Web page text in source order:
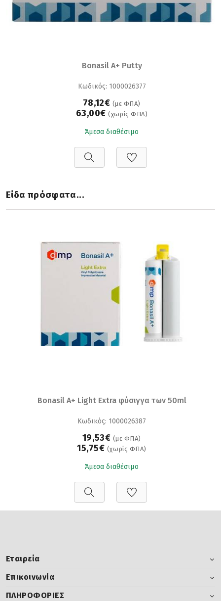
Bonasil A+ Putty
Κωδικός: 1000026377
78,12€ (με ΦΠΑ)
63,00€(χωρίς ΦΠΑ)
Άμεσα διαθέσιμο
Είδα πρόσφατα...
Bonasil A+ Light Extra φύσιγγα των 50ml
Κωδικός: 1000026387
19,53€ (με ΦΠΑ)
15,75€ (χωρίς ΦΠΑ)
Άμεσα διαθέσιμο
Εταιρεία
Επικοινωνία
ΠΛΗΡΟΦΟΡΙΕΣ